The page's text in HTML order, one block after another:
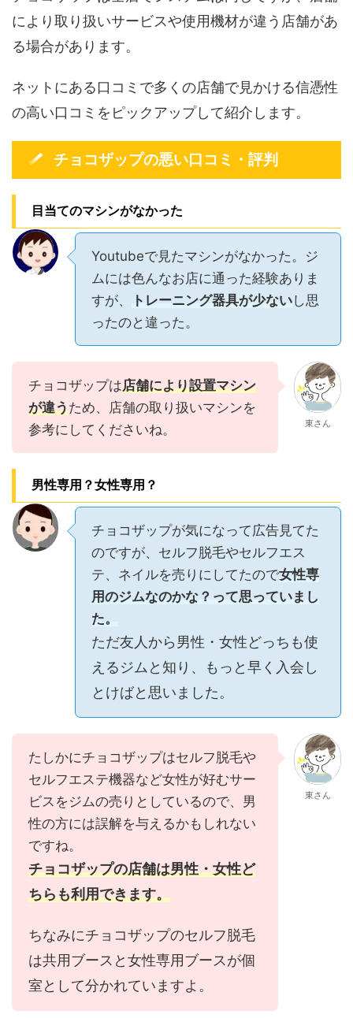
により取り扱いサービスや使用機材が違う店舗があ
る場合があります。
ネットにある口コミで多くの店舗で見かける信憑性
の高い口コミをピックアップして紹介します。
チョコザップの悪い口コミ・評判
目当てのマシンがなかった
Youtubeで見たマシンがなかった。ジ
ムには色んなお店に通った経験ありま
すが、
トレーニング器具が少ないし思
ったのと違った。
チョコザップは店舗により設置マシン
が違うため、店舗の取り扱いマシンを
参考にしてくださいね。
東さん
男性専用？女性専用？
チョコザップが気になって広告見てた
のですが、セルフ脱毛やセルフエス
テ、ネイルを売りにしてたので女性専
用のジムなのかな？って思っていまし
た。
ただ友人から男性・女性どっちも使
えるジムと知り、もっと早く入会し
とけばと思いました。
たしかにチョコザップはセルフ脱毛や
セルフエステ機器など女性が好むサー
ビスをジムの売りとしているので、男
性の方には誤解を与えるかもしれない
ですね。
チョコザップの店舗は男性・女性ど
ちらも利用できます。
ちなみにチョコザップのセルフ脱毛
は共用ブースと女性専用ブースが個
室として分かれていますよ。
東さん